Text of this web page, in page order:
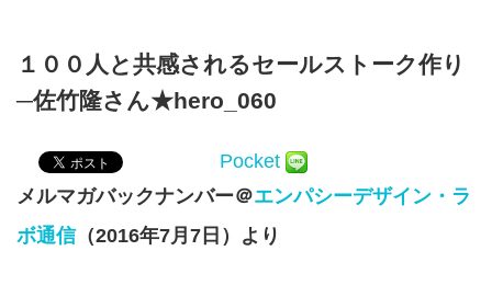
１００人と共感されるセールストーク作り
─佐竹隆さん★hero_060
Pocket
メルマガバックナンバー＠エンパシーデザイン・ラ
ボ通信（2016年7月7日）より